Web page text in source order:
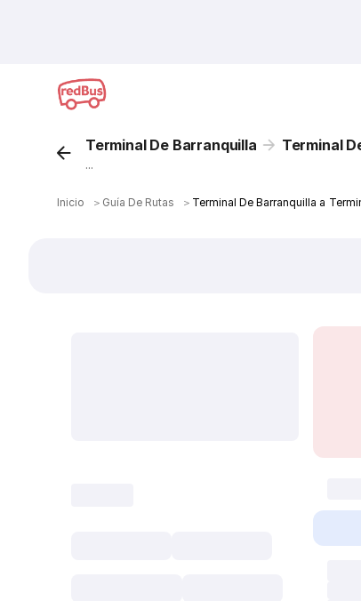
Terminal De Barranquilla Terminal
...
Inicio ＞ Guía De Rutas ＞ Terminal De Barranquilla a